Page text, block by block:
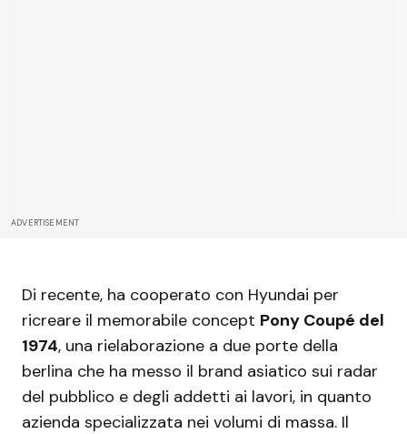
ADVERTISEMENT
Di recente, ha cooperato con Hyundai per
ricreare il memorabile concept Pony Coupé del
1974, una rielaborazione a due porte della
berlina che ha messo il brand asiatico sui radar
del pubblico e degli addetti ai lavori, in quanto
azienda specializzata nei volumi di massa. Il